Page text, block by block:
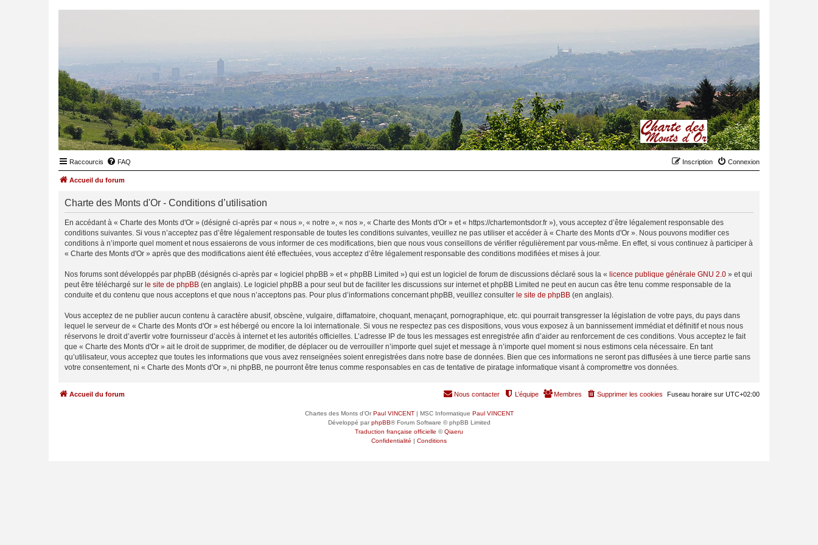
Raccourcis FAQ Connexion
Inscription
Accueil du forum
Charte des Monts d'Or - Conditions d’utilisation
En accédant à « Charte des Monts d'Or » (désigné ci-après par « nous », « notre », « nos », « Charte des Monts d'Or » et « https://chartemontsdor.fr »), vous acceptez d’être légalement responsable des
conditions suivantes. Si vous n’acceptez pas d’être légalement responsable de toutes les conditions suivantes, veuillez ne pas utiliser et accéder à « Charte des Monts d'Or ». Nous pouvons modifier ces
conditions à n’importe quel moment et nous essaierons de vous informer de ces modifications, bien que nous vous conseillons de vérifier régulièrement par vous-même. En effet, si vous continuez à participer à
« Charte des Monts d'Or » après que des modifications aient été effectuées, vous acceptez d’être légalement responsable des conditions modifiées et mises à jour.
Nos forums sont développés par phpBB (désignés ci-après par « logiciel phpBB » et « phpBB Limited ») qui est un logiciel de forum de discussions déclaré sous la « licence publique générale GNU 2.0 » et qui
peut être téléchargé sur le site de phpBB (en anglais). Le logiciel phpBB a pour seul but de faciliter les discussions sur internet et phpBB Limited ne peut en aucun cas être tenu comme responsable de la
conduite et du contenu que nous acceptons et que nous n’acceptons pas. Pour plus d’informations concernant phpBB, veuillez consulter le site de phpBB (en anglais).
Vous acceptez de ne publier aucun contenu à caractère abusif, obscène, vulgaire, diffamatoire, choquant, menaçant, pornographique, etc. qui pourrait transgresser la législation de votre pays, du pays dans
lequel le serveur de « Charte des Monts d'Or » est hébergé ou encore la loi internationale. Si vous ne respectez pas ces dispositions, vous vous exposez à un bannissement immédiat et définitif et nous nous
réservons le droit d’avertir votre fournisseur d’accès à internet et les autorités officielles. L’adresse IP de tous les messages est enregistrée afin d’aider au renforcement de ces conditions. Vous acceptez le fait
que « Charte des Monts d'Or » ait le droit de supprimer, de modifier, de déplacer ou de verrouiller n’importe quel sujet et message à n’importe quel moment si nous estimons cela nécessaire. En tant
qu’utilisateur, vous acceptez que toutes les informations que vous avez renseignées soient enregistrées dans notre base de données. Bien que ces informations ne seront pas diffusées à une tierce partie sans
votre consentement, ni « Charte des Monts d'Or », ni phpBB, ne pourront être tenus comme responsables en cas de tentative de piratage informatique visant à compromettre vos données.
Accueil du forum Fuseau horaire sur UTC+02:00
Supprimer les cookies
Membres
L’équipe
Nous contacter
Chartes des Monts d'OrPaul VINCENT| MSC Informatique Paul VINCENT
Développé parphpBB® Forum Software © phpBB Limited
Traduction française officielle ©Qiaeru
Confidentialité | Conditions